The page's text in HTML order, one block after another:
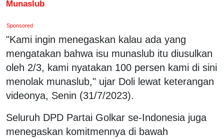
Munaslub
Sponsored
"Kami ingin menegaskan kalau ada yang
mengatakan bahwa isu munaslub itu diusulkan
oleh 2/3, kami nyatakan 100 persen kami di sini
menolak munaslub," ujar Doli lewat keterangan
videonya, Senin (31/7/2023).
Seluruh DPD Partai Golkar se-Indonesia juga
menegaskan komitmennya di bawah